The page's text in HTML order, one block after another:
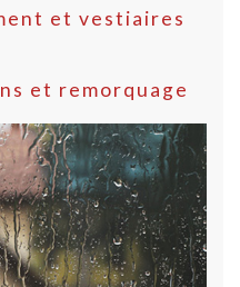
et vestiaires
et remorquage